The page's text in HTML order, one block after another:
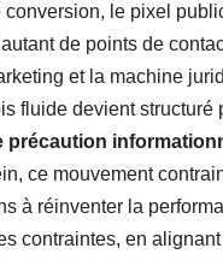
conversion, le pixel
de points de
et la machine
fluide devient structuré
précaution
ce mouvement
à réinventer la
contraintes, en